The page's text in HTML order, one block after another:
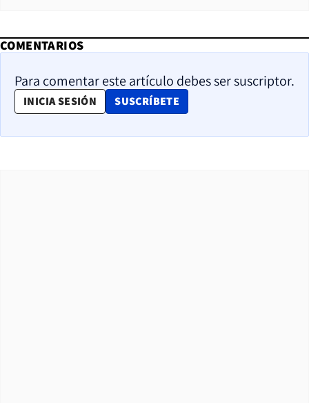
COMENTARIOS
Para comentar este artículo debes ser suscriptor.
INICIA SESIÓN SUSCRÍBETE
OPENS IN NEW WINDOW